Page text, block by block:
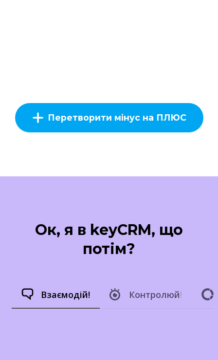
Перетворити мінус на ПЛЮС
Ок, я в keyCRM, що
потім?
Взаємодій! Контролюй!